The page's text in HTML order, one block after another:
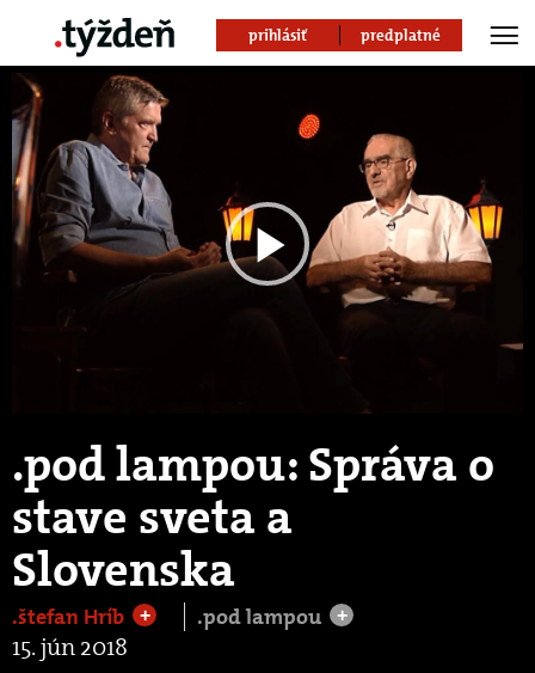
prihlásiť predplatné
Play
Video
.pod lampou: Správa o
stave sveta a
Slovenska
.štefan Hríb + .pod lampou +
15. jún 2018